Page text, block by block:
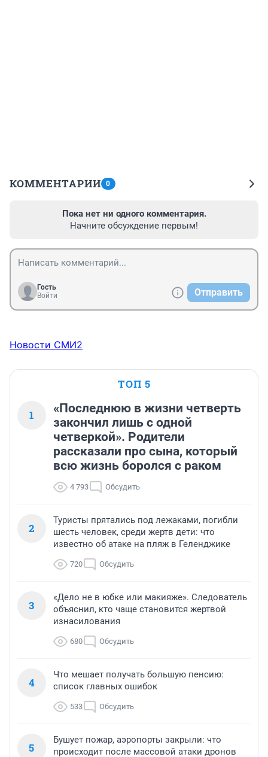
КОММЕНТАРИИ 0
Пока нет ни одного комментария.
Начните обсуждение первым!
Гость
Войти
Отправить
Новости СМИ2
ТОП 5
1
«Последнюю в жизни четверть
закончил лишь с одной
четверкой». Родители
рассказали про сына, который
всю жизнь боролся с раком
4 793 Обсудить
2
Туристы прятались под лежаками, погибли
шесть человек, среди жертв дети: что
известно об атаке на пляж в Геленджике
720 Обсудить
3
«Дело не в юбке или макияже». Следователь
объяснил, кто чаще становится жертвой
изнасилования
680 Обсудить
4
Что мешает получать большую пенсию:
список главных ошибок
533 Обсудить
5
Бушует пожар, аэропорты закрыли: что
происходит после массовой атаки дронов